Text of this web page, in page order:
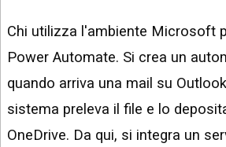
Chi utilizza l'ambiente Microsoft
Power Automate. Si crea un
quando arriva una mail su
sistema preleva il file e lo
OneDrive. Da qui, si integra un